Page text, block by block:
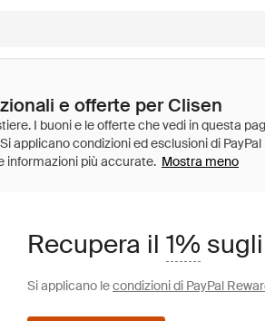
e offerte per Clisen
Mostra meno
Recupera il 1%
Si applicano lecondizioni di PayPal